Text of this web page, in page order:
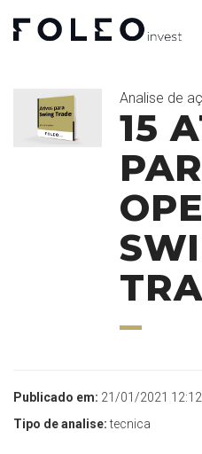
Analise de
15
Publicado em: 21/01/2021
Tipo de analise:tecnica